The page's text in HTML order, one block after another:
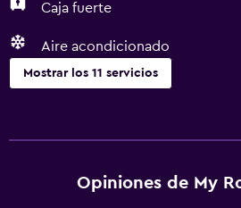
Caja fuerte
Aire acondicionado
Mostrar los 11 servicios
Servicio de habitaciones
Opiniones de My